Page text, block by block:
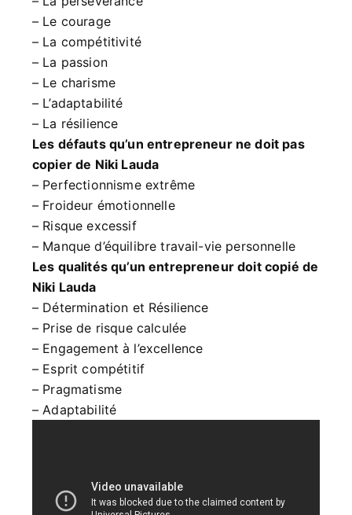
– Le courage
– La compétitivité
– La passion
– Le charisme
– L’adaptabilité
– La résilience
Les défauts qu’un entrepreneur ne doit pas
copier de Niki Lauda
– Perfectionnisme extrême
– Froideur émotionnelle
– Risque excessif
– Manque d’équilibre travail-vie personnelle
Les qualités qu’un entrepreneur doit copié de
Niki Lauda
– Détermination et Résilience
– Prise de risque calculée
– Engagement à l’excellence
– Esprit compétitif
– Pragmatisme
– Adaptabilité